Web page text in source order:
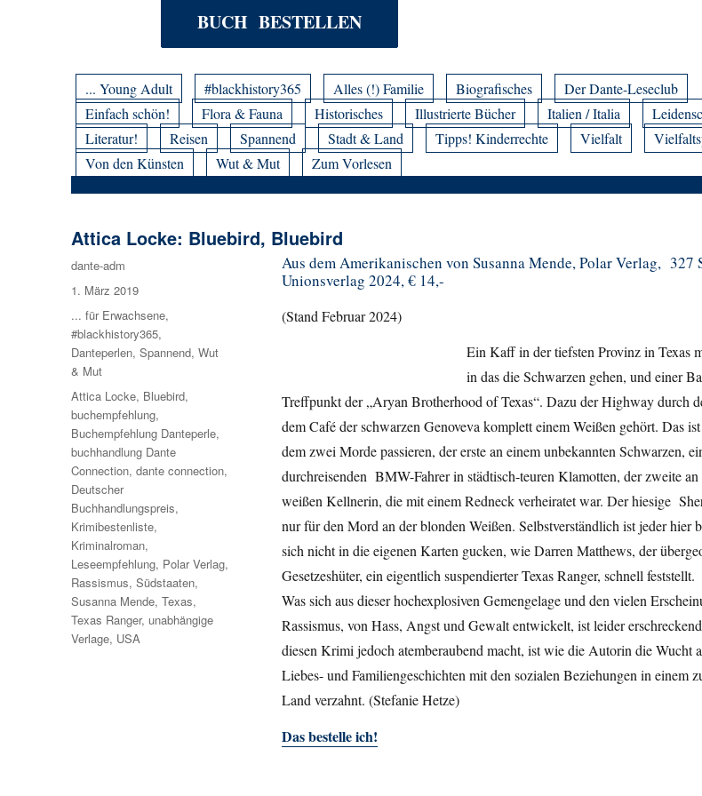
BUCH BESTELLEN
... Young Adult #blackhistory365 Alles (!) Familie Biografisches
Der Dante-Leseclub
Einfach schön!
Flora & Fauna Historisches Illustrierte Bücher Italien / Italia
Literatur!
Reisen Spannend Stadt & Land Tipps! Kinderrechte Vielfalt
Von den Künsten
Wut & Mut Zum Vorlesen
Attica Locke: Bluebird, Bluebird
Aus dem Amerikanischen von Susanna Mende, Polar Verlag, 327
Unionsverlag 2024, € 14,-
(Stand Februar 2024)
Ein Kaff in der tiefsten Provinz in Texas
in das die Schwarzen gehen, und einer
Treffpunkt der „Aryan Brotherhood of Texas“. Dazu der Highway durch
dem Café der schwarzen Genoveva komplett einem Weißen gehört. Das
dem zwei Morde passieren, der erste an einem unbekannten Schwarzen,
durchreisenden BMW-Fahrer in städtisch-teuren Klamotten, der zweite
weißen Kellnerin, die mit einem Redneck verheiratet war. Der hiesige
nur für den Mord an der blonden Weißen. Selbstverständlich ist jeder hier
sich nicht in die eigenen Karten gucken, wie Darren Matthews, der
Gesetzeshüter, ein eigentlich suspendierter Texas Ranger, schnell feststellt.
Was sich aus dieser hochexplosiven Gemengelage und den vielen
Rassismus, von Hass, Angst und Gewalt entwickelt, ist leider
diesen Krimi jedoch atemberaubend macht, ist wie die Autorin die Wucht
Liebes- und Familiengeschichten mit den sozialen Beziehungen in einem
Land verzahnt. (Stefanie Hetze)
Das bestelle ich!
Autor
dante-adm
Veröffentlicht
am
1. März 2019
Kategorien
... für Erwachsene,
#blackhistory365,
Danteperlen,Spannend,Wut
& Mut
Schlagwörter
Attica Locke, Bluebird,
buchempfehlung,
Buchempfehlung Danteperle,
buchhandlung Dante
Connection,dante connection,
Deutscher
Buchhandlungspreis,
Krimibestenliste,
Kriminalroman,
Leseempfehlung, Polar Verlag,
Rassismus,Südstaaten,
Susanna Mende,Texas,
Texas Ranger, unabhängige
Verlage, USA